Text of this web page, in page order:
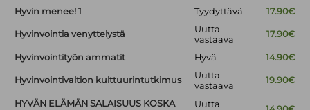
Hyvin menee! 1 Tyydyttävä 17.90€
Hyvinvointia venyttelystä
Uutta
vastaava
17.90€
Hyvinvointityön ammatit Hyvä 14.90€
Hyvinvointivaltion kulttuurintutkimus
Uutta
vastaava
19.90€
HYVÄN ELÄMÄN SALAISUUS KOSKA
Uutta